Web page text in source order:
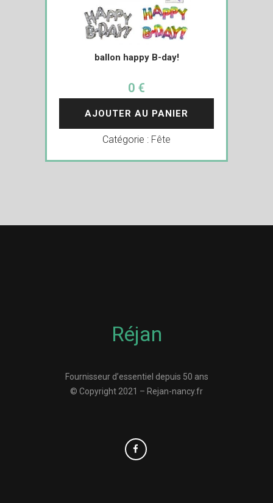
ballon happy B-day!
0 €
AJOUTER AU PANIER
Catégorie : Fête
Réjan
Fournisseur d’essentiel depuis 50 ans
© Copyright 2021 – Rejan-nancy.fr